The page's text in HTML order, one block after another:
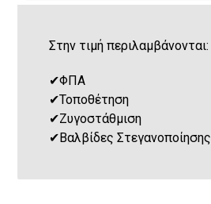
Στην τιμή περιλαμβάνονται:
✔ΦΠΑ
✔Τοποθέτηση
✔Ζυγοστάθμιση
✔Βαλβίδες Στεγανοποίησης